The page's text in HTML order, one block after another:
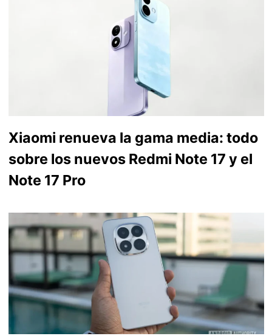
Xiaomi renueva la gama media: todo
sobre los nuevos Redmi Note 17 y el
Note 17 Pro